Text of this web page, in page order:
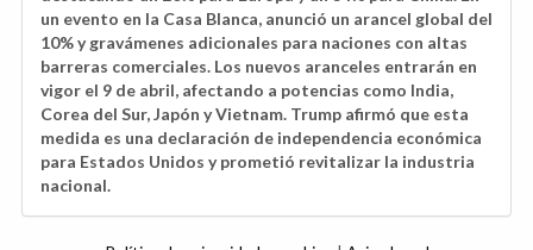
un evento en la Casa Blanca, anunció un arancel global del
10% y gravámenes adicionales para naciones con altas
barreras comerciales. Los nuevos aranceles entrarán en
vigor el 9 de abril, afectando a potencias como India,
Corea del Sur, Japón y Vietnam. Trump afirmó que esta
medida es una declaración de independencia económica
para Estados Unidos y prometió revitalizar la industria
nacional.